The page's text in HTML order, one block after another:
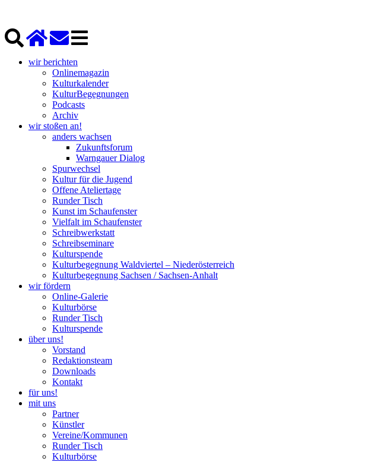
wir berichten
Onlinemagazin
Kulturkalender
KulturBegegnungen
Podcasts
Archiv
wir stoßen an!
anders wachsen
Zukunftsforum
Warngauer Dialog
Spurwechsel
Kultur für die Jugend
Offene Ateliertage
Runder Tisch
Kunst im Schaufenster
Vielfalt im Schaufenster
Schreibwerkstatt
Schreibseminare
Kulturspende
Kulturbegegnung Waldviertel – Niederösterreich
Kulturbegegnung Sachsen / Sachsen-Anhalt
wir fördern
Online-Galerie
Kulturbörse
Runder Tisch
Kulturspende
über uns!
Vorstand
Redaktionsteam
Downloads
Kontakt
für uns!
mit uns
Partner
Künstler
Vereine/Kommunen
Runder Tisch
Kulturbörse